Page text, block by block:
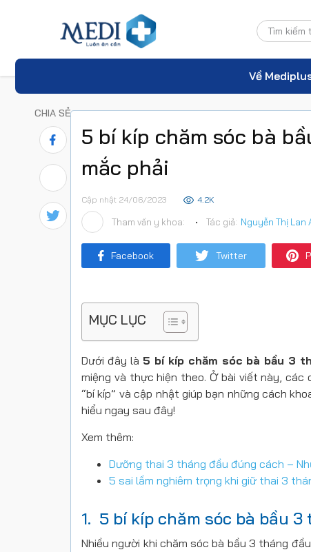
Về
5 bí kíp chăm sóc bà
mắc phải
Cập nhật 24/06/2023 4.2K
Tham vấn y khoa: • Tác giả: Nguyễn Thị Lan
Facebook Twitter
MỤC LỤC
Dưới đây là 5 bí kíp chăm sóc bà bầu 3
miệng và thực hiện theo. Ở bài viết này, các
“bí kíp” và cập nhật giúp bạn những cách
hiểu ngay sau đây!
Xem thêm:
Dưỡng thai 3 tháng đầu đúng cách –
5 sai lầm nghiêm trọng khi giữ thai 3
1. 5 bí kíp chăm sóc bà bầu
Nhiều người khi chăm sóc bà bầu 3 tháng
CHIA SẺ